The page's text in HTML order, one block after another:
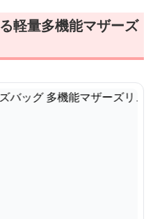
軽量多機能マザーズ